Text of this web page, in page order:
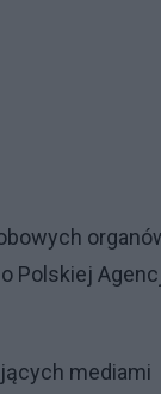
Polskiej
mediami